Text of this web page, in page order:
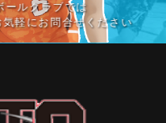
ールクラブでは
軽にお問合せください